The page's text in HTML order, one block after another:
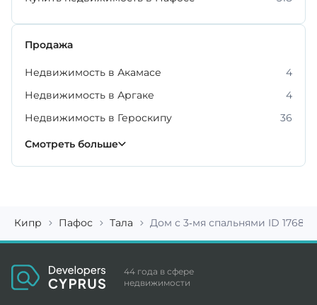
Продажа
Недвижимость в Акамасе
4
Недвижимость в Аргаке
4
Недвижимость в Героскипу
36
Недвижимость в Киссонерге
Недвижимость в Конии
Недвижимость в Куклии
Недвижимость в Нео Хорио
Недвижимость в Полисе Хрисохесе
Недвижимость в Хлораке
Недвижимость в Эмпе
Смотреть больше
Кипр Пафос Тала Дом с 3-мя спальнями ID 17683
44 года в сфере
недвижимости